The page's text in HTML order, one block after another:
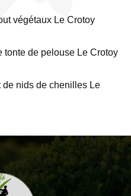
végétaux Le Crotoy
tonte de pelouse Le Crotoy
nids de chenilles Le